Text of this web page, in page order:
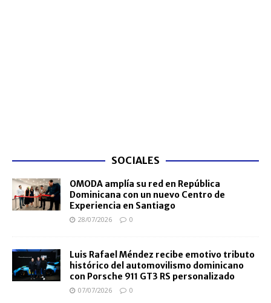
SOCIALES
OMODA amplía su red en República
Dominicana con un nuevo Centro de
Experiencia en Santiago
28/07/2026 0
Luis Rafael Méndez recibe emotivo tributo
histórico del automovilismo dominicano
con Porsche 911 GT3 RS personalizado
07/07/2026 0